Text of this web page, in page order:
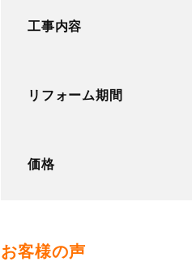
工事内容
リフォーム期間
価格
お客様の声